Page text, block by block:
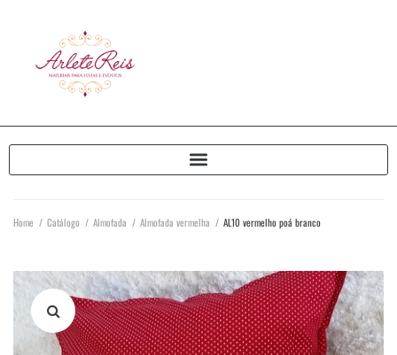
Home / Catálogo / Almofada / Almofada vermelha / AL10 vermelho poá branco